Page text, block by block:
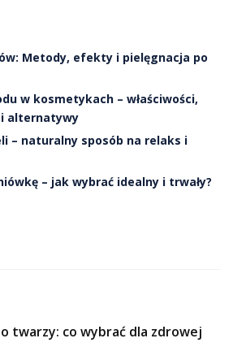
Metody, efekty i pielęgnacja po
w kosmetykach – właściwości,
alternatywy
– naturalny sposób na relaks i
– jak wybrać idealny i trwały?
twarzy: co wybrać dla zdrowej